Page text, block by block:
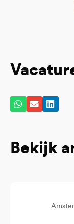
Bekijk